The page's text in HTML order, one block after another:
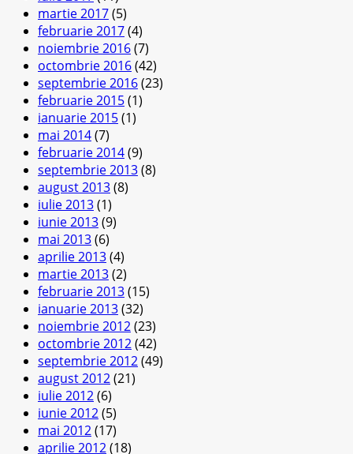
martie 2017(5)
februarie 2017(4)
noiembrie 2016(7)
octombrie 2016(42)
septembrie 2016(23)
februarie 2015(1)
ianuarie 2015(1)
mai 2014(7)
februarie 2014(9)
septembrie 2013(8)
august 2013(8)
iulie 2013(1)
iunie 2013(9)
mai 2013(6)
aprilie 2013(4)
martie 2013(2)
februarie 2013(15)
ianuarie 2013(32)
noiembrie 2012(23)
octombrie 2012(42)
septembrie 2012(49)
august 2012(21)
iulie 2012(6)
iunie 2012(5)
mai 2012(17)
aprilie 2012(18)